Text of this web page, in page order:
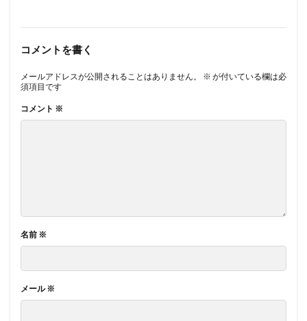
コメントを書く
メールアドレスが公開されることはありません。 ※ が付いている欄は必
須項目です
コメント ※
名前 ※
メール※